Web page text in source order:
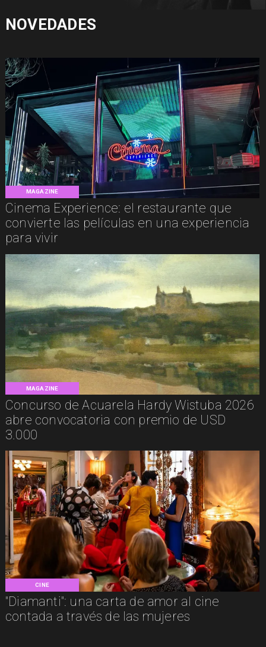
MAGAZINE
Cinema Experience: el restaurante que
convierte las películas en una experiencia
para vivir
MAGAZINE
Concurso de Acuarela Hardy Wistuba 2026
abre convocatoria con premio de USD
3.000
CINE
"Diamanti": una carta de amor al cine
contada a través de las mujeres
NOVEDADES